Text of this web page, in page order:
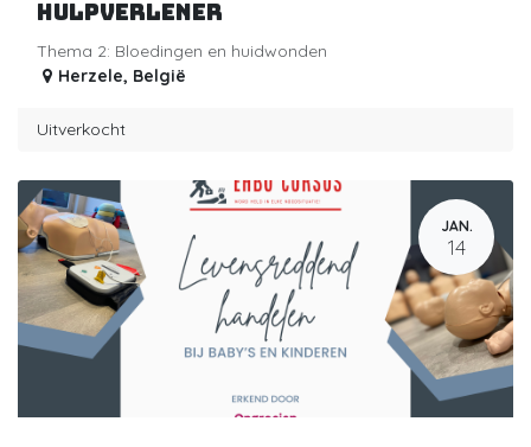
hulpverlener
Thema 2: Bloedingen en huidwonden
Herzele, België
Uitverkocht
JAN.
14